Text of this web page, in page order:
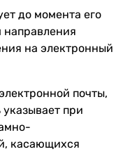
до момента его
направления
на электронный
почты,
при
касающихся